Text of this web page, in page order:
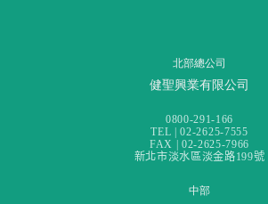
北部總公司
健聖興業有限公司
0800-291-166
TEL | 02-2625-7555
FAX | 02-2625-7966
新北市淡水區淡金路199號
中部